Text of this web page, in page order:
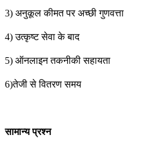
3) अनुकूल कीमत पर अच्छी गुणवत्ता
4) उत्कृष्ट सेवा के बाद
5) ऑनलाइन तकनीकी सहायता
6)तेजी से वितरण समय
सामान्य प्रश्न